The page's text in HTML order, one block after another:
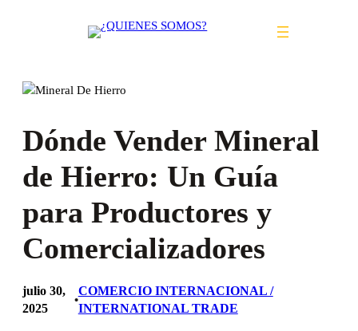
Dónde Vender Mineral
de Hierro: Un Guía
para Productores y
Comercializadores
julio 30,
2025
•
COMERCIO INTERNACIONAL /
INTERNATIONAL TRADE